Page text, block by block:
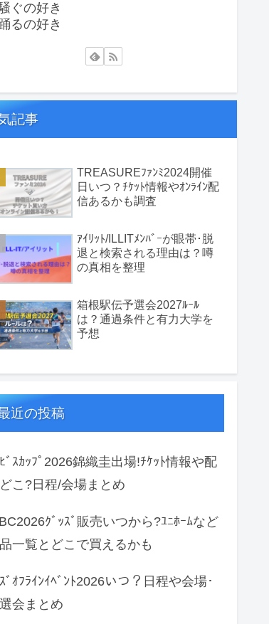
ぐの好き
るの好き
記事
TREASUREﾌｧﾝﾐ2024開催
日いつ？ﾁｹｯﾄ情報やｵﾝﾗｲﾝ配
信あるかも調査
ｱｲﾘｯﾄ/ILLITﾒﾝﾊﾞｰが眼帯･脱
退と検索される理由は？噂
の真相を整理
箱根駅伝予選会2027ﾙｰﾙ
は？通過条件と有力大学を
予想
近の投稿
ﾞｽｶｯﾌﾟ2026錦織圭出場!ﾁｹｯﾄ情報や配
こ?日程/会場まとめ
ｸﾞｯｽﾞ販売いつから?ﾕﾆﾎｰﾑなど
一覧とどこで買えるかも
ﾞｵﾌﾗｲﾝｲﾍﾞﾝﾄ2026いつ？日程や会場･
会まとめ